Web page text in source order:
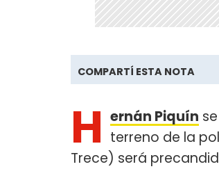
COMPARTÍ ESTA NOTA
H ernán Piquín
terreno de la
Trece) será